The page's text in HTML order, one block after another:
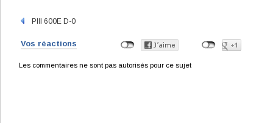
PIII 600E D-0
Vos réactions
Les commentaires ne sont pas autorisés pour ce sujet